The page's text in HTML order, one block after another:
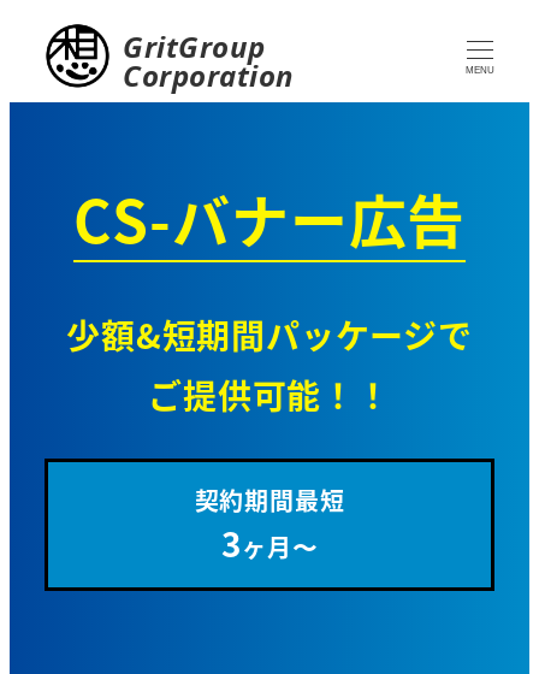
GritGroup
Corporation MENU
CS-バナー広告
少額&短期間パッケージで
ご提供可能！！
契約期間最短
3ヶ月〜